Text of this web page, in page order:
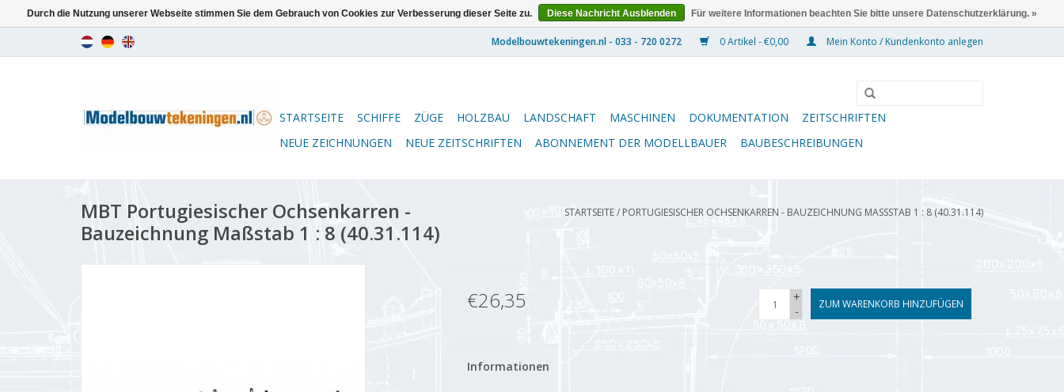
0 Artikel - €0,00 Mein Konto / Kundenkonto anlegen
STARTSEITE SCHIFFE ZÜGE HOLZBAU LANDSCHAFT MASCHINEN DOKUMENTATION
ZEITSCHRIFTEN
NEUE ZEICHNUNGEN
NEUE ZEITSCHRIFTEN ABONNEMENT DER MODELLBAUER BAUBESCHREIBUNGEN
MBT Portugiesischer Ochsenkarren -
Bauzeichnung Maßstab 1 : 8 (40.31.114)
STARTSEITE/ PORTUGIESISCHER OCHSENKARREN - BAUZEICHNUNG MASSSTAB 1 : 8 (40.31.114)
€26,35
+
-
ZUM WARENKORB HINZUFÜGEN
Informationen
Durch die Nutzung unserer Webseite stimmen Sie dem Gebrauch von Cookies zur Verbesserung dieser Seite zu. Diese Nachricht Ausblenden Für weitere Informationen beachten Sie bitte unsere Datenschutzerklärung. »